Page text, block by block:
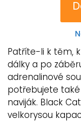
Patříte-li k těm,
dálky a po
adrenalinové
potřebujete
naviják. Black
velkorysou